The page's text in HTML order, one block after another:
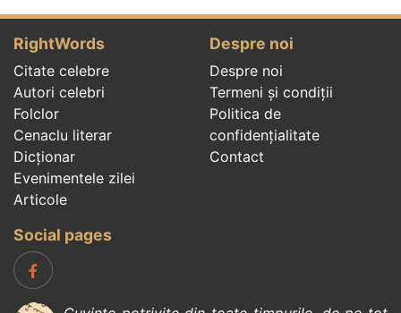
RightWords
Citate celebre
Autori celebri
Folclor
Cenaclu literar
Dicționar
Evenimentele zilei
Articole
Despre noi
Despre noi
Termeni și condiții
Politica de
confidenţialitate
Contact
Social pages